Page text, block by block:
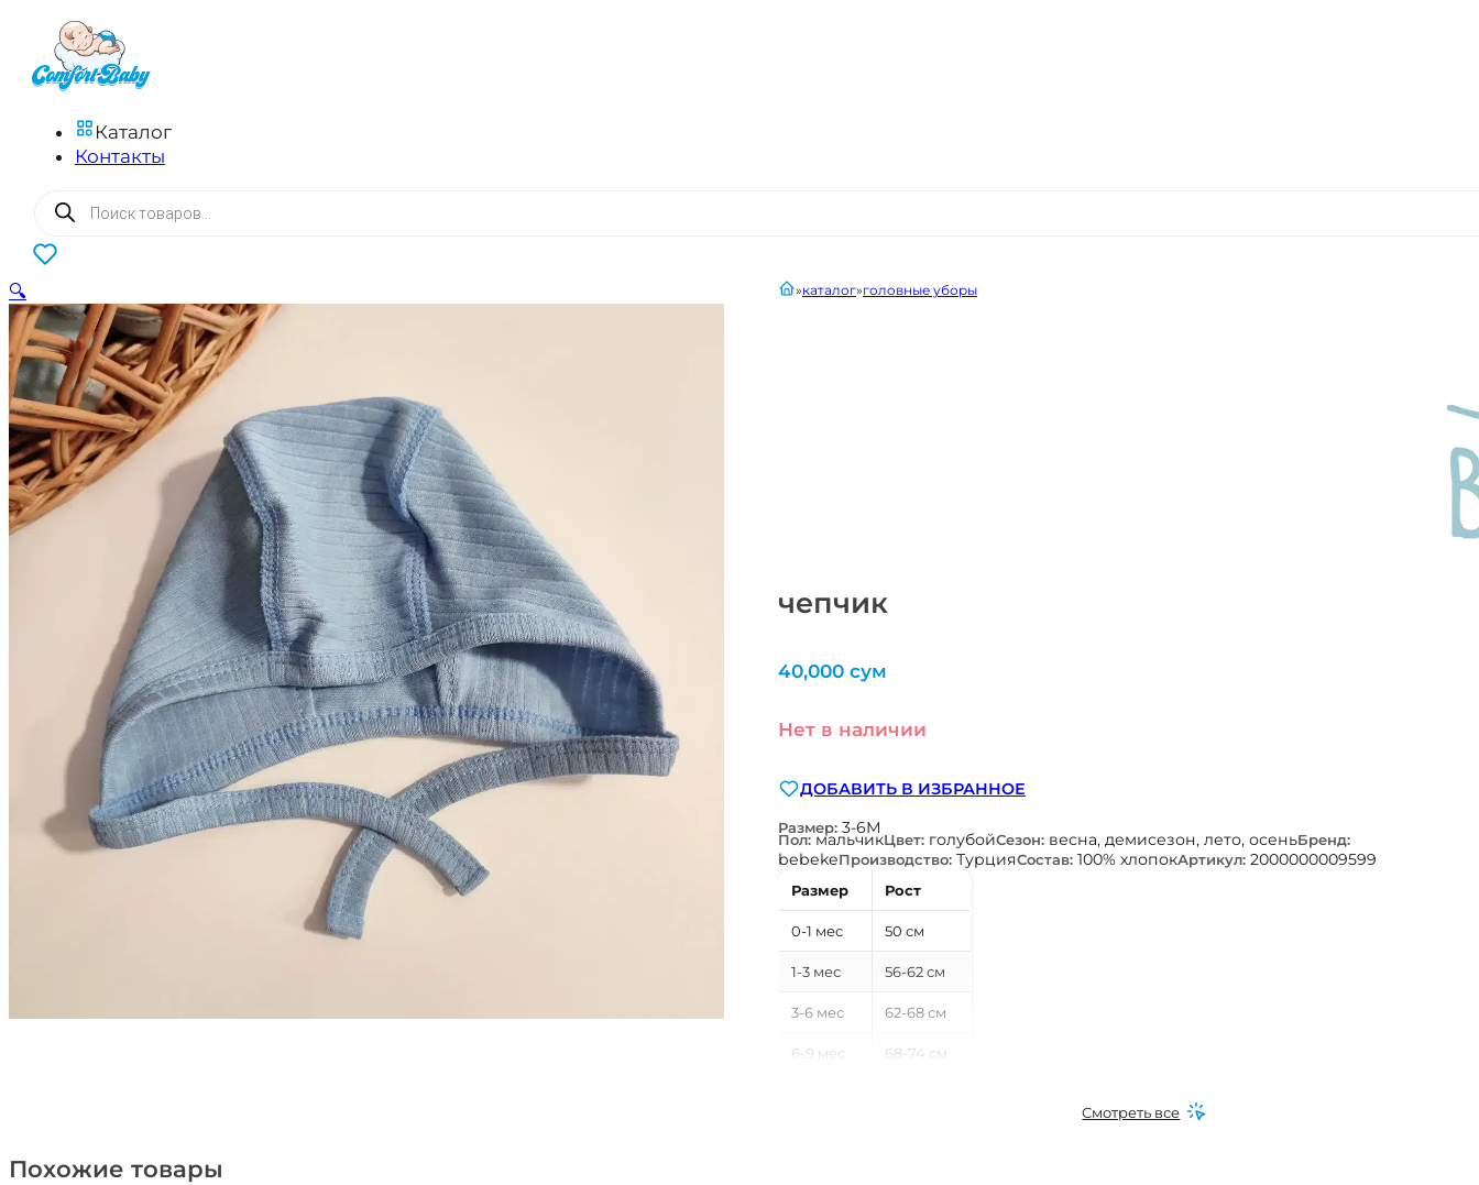
Каталог
Контакты
Поиск
товаров
0
чепчик
главнаякаталог головные уборы
40,000 сум
Нет в наличии
ДОБАВИТЬ В ИЗБРАННОЕ
Размер: 3-6М
Пол:мальчикЦвет: голубойСезон: весна, демисезон, лето, осеньБренд:
bebekeПроизводство: ТурцияСостав: 100% хлопокАртикул: 2000000009599
Размер Рост
0-1 мес 50 см
1-3 мес 56-62 см
3-6 мес 62-68 см
6-9 мес 68-74 см
Смотреть все
🔍
Похожие товары